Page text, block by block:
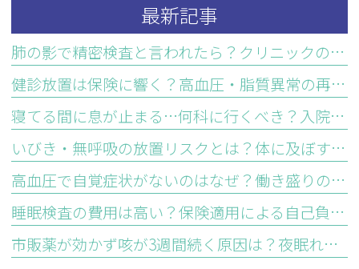
最新記事
肺の影で精密検査と言われたら？クリニックのCT検査の流れと受診科
健診放置は保険に響く？高血圧・脂質異常の再検査費用とリスク
寝てる間に息が止まる…何科に行くべき？入院なしの検査と治療費
いびき・無呼吸の放置リスクとは？体に及ぼす3つの影響と対策
高血圧で自覚症状がないのはなぜ？働き盛りの放置が危険な理由
睡眠検査の費用は高い？保険適用による自己負担額を医師が解説
市販薬が効かず咳が3週間続く原因は？夜眠れない大人の長引く咳